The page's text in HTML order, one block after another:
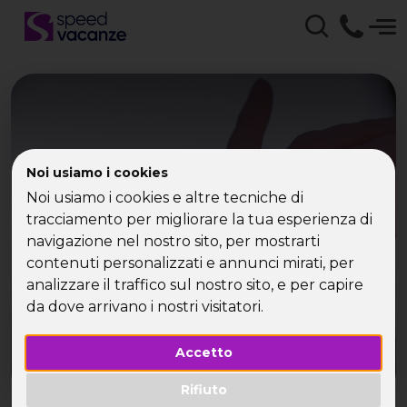
Noi usiamo i cookies
Noi usiamo i cookies e altre tecniche di
tracciamento per migliorare la tua esperienza di
navigazione nel nostro sito, per mostrarti
contenuti personalizzati e annunci mirati, per
analizzare il traffico sul nostro sito, e per capire
da dove arrivano i nostri visitatori.
Accetto
Rifiuto
Viaggi Natale Single con
Speed Vacanze